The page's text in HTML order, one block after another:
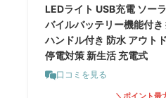
LEDライト USB充電 ソー
バイルバッテリー機能付
ハンドル付き 防水 アウト
停電対策 新生活 充電式
口コミを見る
＼ポイント最